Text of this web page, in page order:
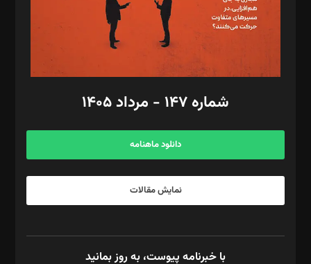
فیلمبرداری و عکاسی: امیر شفیعی، مانی لطفی زاده
گرافیک و صفحه‌آرایی: سید‌سبحان‌علی ثابت
مد‌یر توسعه تجاری: کامبیز برید‌
امور مالی: شاپور رهبری، محمد‌ کاظمی‌نیا
آگهی و مشترکین: ۰۹۱۹۹۹۹۰۴۵۴
شماره ۱۴۷ - مرداد ۱۴۰۵
دانلود ماهنامه
نمایش مقالات
با خبرنامه پیوست، به روز بمانید